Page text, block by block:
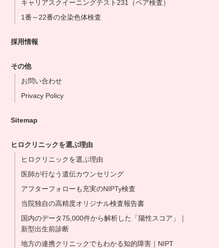
キャリアスクイーニングテスト231（ペア検査）
1番～22番の全染色体検査
採用情報
その他
お問い合わせ
Privacy Policy
Sitemap
ヒロクリニックを選ぶ理由
ヒロクリニックを選ぶ理由
医師が行なう遺伝カウンセリング
アフターフォローも充実のNIPTy検査
当院独自の高精度オリジナル検査報告書
国内のデータ75,000件から解析した「陽性スコア」｜
新型出生前診断
地方の連携クリニックでもわかる知的障害｜NIPT